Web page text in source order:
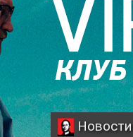
Новости